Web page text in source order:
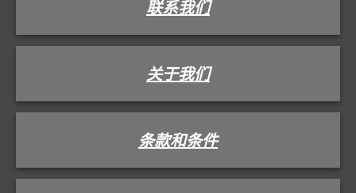
联系我们
关于我们
条款和条件